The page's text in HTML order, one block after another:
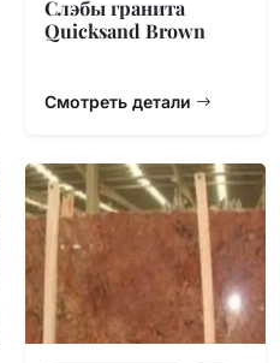
Слэбы гранита
Quicksand Brown
Смотреть детали